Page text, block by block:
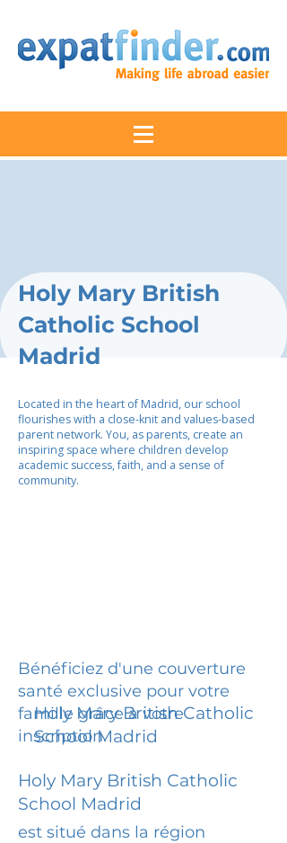
Holy Mary British
Catholic School
Madrid
Located in the heart of Madrid, our school
flourishes with a close-knit and values-based
parent network. You, as parents, create an
inspiring space where children develop
academic success, faith, and a sense of
community.
Bénéficiez d'une couverture
santé exclusive pour votre
famille grâce à votre
inscription.
Holy Mary British Catholic
School Madrid
Holy Mary British Catholic
School Madrid
est situé dans la région